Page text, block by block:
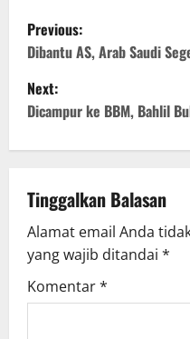
P
o
s
a
v
i
Previous:
Dibantu AS, Arab Saudi
Next:
Dicampur ke BBM, Bahlil
Tinggalkan Balasan
Alamat email Anda
yang wajib ditandai *
Komentar*